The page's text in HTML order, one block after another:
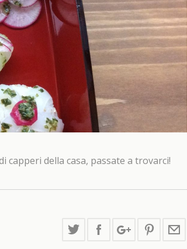
della casa, passate a trovarci!